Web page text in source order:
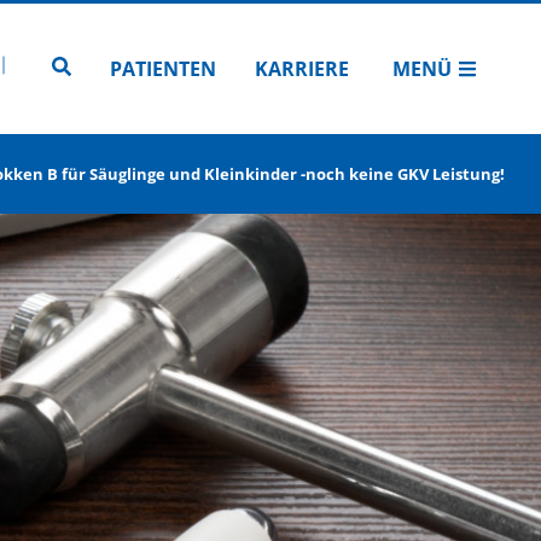
Zur Seitensuche
PATIENTEN KARRIERE MENÜ
B für Säuglinge und Kleinkinder -noch keine GKV Leistung!